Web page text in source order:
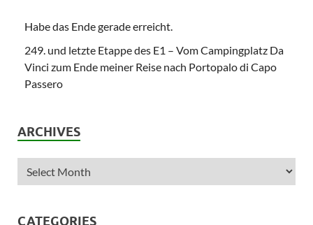
Habe das Ende gerade erreicht.
249. und letzte Etappe des E1 – Vom Campingplatz Da
Vinci zum Ende meiner Reise nach Portopalo di Capo
Passero
ARCHIVES
CATEGORIES